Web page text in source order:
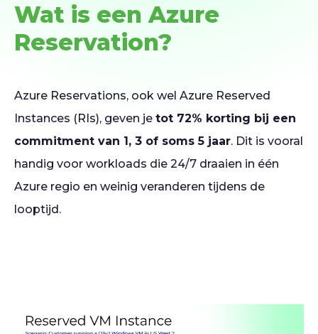
Wat is een Azure
Reservation?
Azure Reservations, ook wel Azure Reserved
Instances (RIs), geven je tot 72% korting bij een
commitment van 1, 3 of soms 5 jaar. Dit is vooral
handig voor workloads die 24/7 draaien in één
Azure regio en weinig veranderen tijdens de
looptijd.